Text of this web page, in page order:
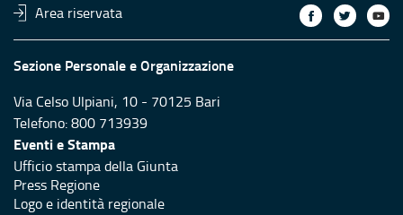
Area riservata
Sezione Personale e Organizzazione
Via Celso Ulpiani, 10 - 70125 Bari
Telefono: 800 713939
Eventi e Stampa
Ufficio stampa della Giunta
Press Regione
Logo e identità regionale